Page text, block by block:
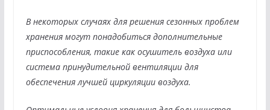
В некоторых случаях для решения сезонных проблем
хранения могут понадобиться дополнительные
приспособления, такие как осушитель воздуха или
система принудительной вентиляции для
обеспечения лучшей циркуляции воздуха.